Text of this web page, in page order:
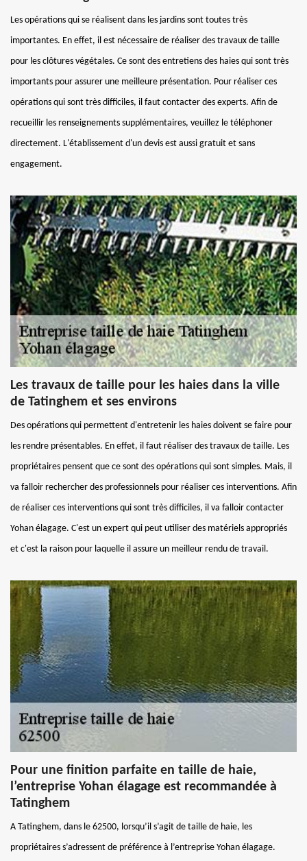
Les opérations qui se réalisent dans les jardins sont toutes très
importantes. En effet, il est nécessaire de réaliser des travaux de taille
pour les clôtures végétales. Ce sont des entretiens des haies qui sont très
importants pour assurer une meilleure présentation. Pour réaliser ces
opérations qui sont très difficiles, il faut contacter des experts. Afin de
recueillir les renseignements supplémentaires, veuillez le téléphoner
directement. L'établissement d'un devis est aussi gratuit et sans
engagement.
Les travaux de taille pour les haies dans la ville
de Tatinghem et ses environs
Des opérations qui permettent d'entretenir les haies doivent se faire pour
les rendre présentables. En effet, il faut réaliser des travaux de taille. Les
propriétaires pensent que ce sont des opérations qui sont simples. Mais, il
va falloir rechercher des professionnels pour réaliser ces interventions. Afin
de réaliser ces interventions qui sont très difficiles, il va falloir contacter
Yohan élagage. C'est un expert qui peut utiliser des matériels appropriés
et c'est la raison pour laquelle il assure un meilleur rendu de travail.
Pour une finition parfaite en taille de haie,
l’entreprise Yohan élagage est recommandée à
Tatinghem
A Tatinghem, dans le 62500, lorsqu’il s’agit de taille de haie, les
propriétaires s’adressent de préférence à l’entreprise Yohan élagage.